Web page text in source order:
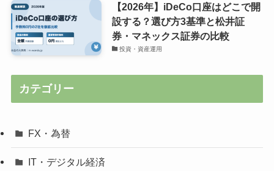
【2026年】iDeCo口座はどこで開
設する？選び方3基準と松井証
券・マネックス証券の比較
投資・資産運用
カテゴリー
FX・為替
IT・デジタル経済